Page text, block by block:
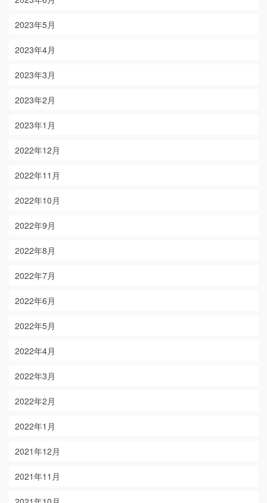
2023年5月
2023年4月
2023年3月
2023年2月
2023年1月
2022年12月
2022年11月
2022年10月
2022年9月
2022年8月
2022年7月
2022年6月
2022年5月
2022年4月
2022年3月
2022年2月
2022年1月
2021年12月
2021年11月